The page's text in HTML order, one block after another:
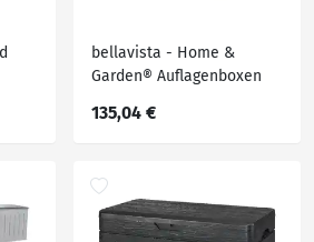
bellavista - Home &
Garden® Auflagenboxen
135,04 €